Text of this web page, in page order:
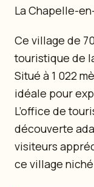
La Chapelle-
Ce village de
touristique de
Situé à 1 022
idéale pour
L’office de
découverte
visiteurs
ce village